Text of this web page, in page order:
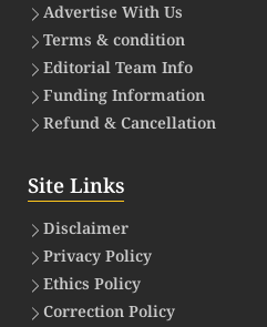
Advertise With Us
Terms & condition
Editorial Team Info
Funding Information
Refund & Cancellation
Site Links
Disclaimer
Privacy Policy
Ethics Policy
Correction Policy